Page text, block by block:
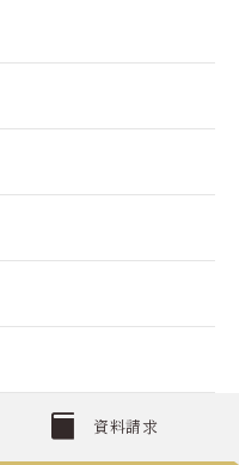
資料請求